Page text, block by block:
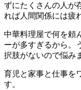
ずにたくさんの人が
れば人間関係には疲
中華料理屋で何を頼
ーが多すぎるから。
択肢がないので悩み
育児と家事と仕事を
す。